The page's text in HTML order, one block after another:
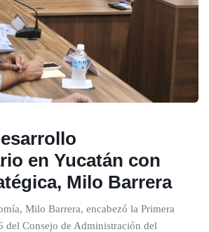
en Yucatán con
Milo Barrera
Milo Barrera, encabezó la Primera
del Consejo de Administración del